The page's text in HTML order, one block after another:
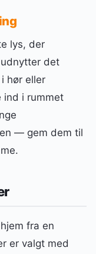
lys, der
det
hør eller
ind i rummet
— gem dem til
fra en
er valgt med